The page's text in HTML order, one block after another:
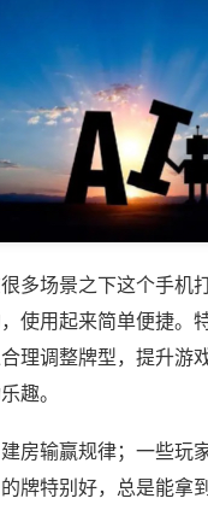
多场景之下这个手机
使用起来简单便捷。
理调整牌型，提升游
趣。
房输赢规律；一些玩
牌特别好，总是能拿